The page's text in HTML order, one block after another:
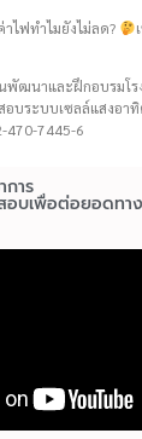
ไฟทำไมยังไม่ลด?
พัฒนาและฝึกอบรมโ
ระบบเซลล์แสงอาทิต
470-7445-6
การ
อบเพื่อต่อยอดทา